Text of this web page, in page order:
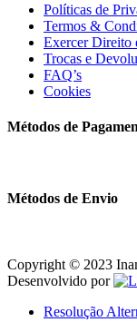
Políticas de
Termos &
Exercer Direito
Trocas e
FAQ’s
Cookies
Métodos de
Métodos de Envio
Copyright © 2023
Desenvolvido por
Resolução